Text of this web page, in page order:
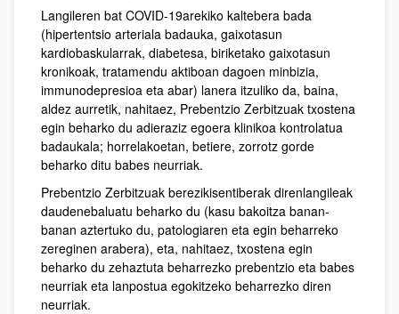
Langileren bat COVID-19arekiko kaltebera bada
(hipertentsio arteriala badauka, gaixotasun
kardiobaskularrak, diabetesa, biriketako gaixotasun
kronikoak, tratamendu aktiboan dagoen minbizia,
immunodepresioa eta abar) lanera itzuliko da, baina,
aldez aurretik, nahitaez, Prebentzio Zerbitzuak txostena
egin beharko du adieraziz egoera klinikoa kontrolatua
badaukala; horrelakoetan, betiere, zorrotz gorde
beharko ditu babes neurriak.
Prebentzio Zerbitzuak berezikisentiberak direnlangileak
daudenebaluatu beharko du (kasu bakoitza banan-
banan aztertuko du, patologiaren eta egin beharreko
zereginen arabera), eta, nahitaez, txostena egin
beharko du zehaztuta beharrezko prebentzio eta babes
neurriak eta lanpostua egokitzeko beharrezko diren
neurriak.